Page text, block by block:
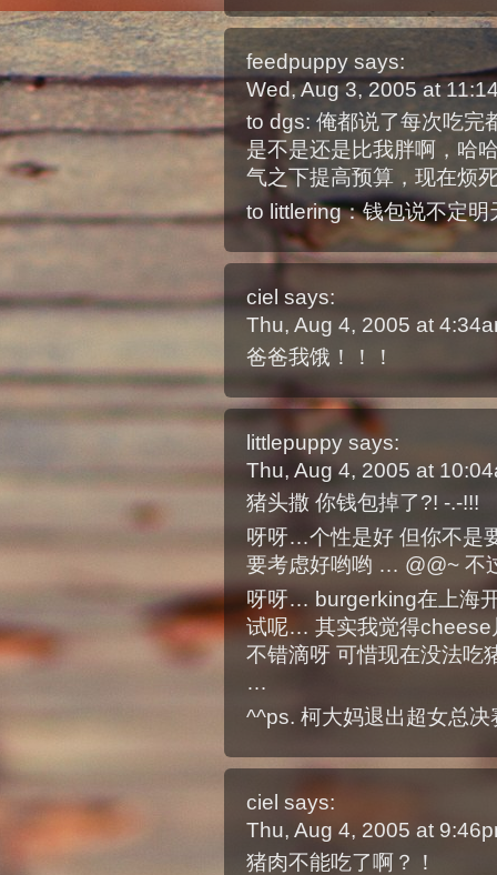
feedpuppy says:
Wed, Aug 3, 2005 at
to dgs: 俺都说了每次吃完
是不是还是比我胖啊，哈
气之下提高预算，现在烦
to littlering：钱包说不定明
ciel says:
Thu, Aug 4, 2005 at
爸爸我饿！！！
littlepuppy says:
Thu, Aug 4, 2005 at
猪头撒 你钱包掉了?! -.-!!!
呀呀…个性是好 但你不是
要考虑好哟哟 … @@~ 不
呀呀… burgerking在上海
试呢… 其实我觉得cheese
不错滴呀 可惜现在没法吃
…
^^ps. 柯大妈退出超女总
ciel says:
Thu, Aug 4, 2005 at
猪肉不能吃了啊？！